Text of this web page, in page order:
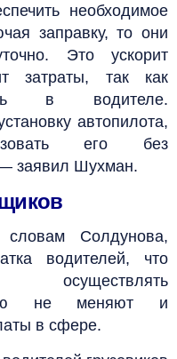
необходимое
заправку, то они
Это ускорит
затраты, так как
в водителе.
автопилота,
его без
заявил Шухман.
Солдунова,
водителей, что
осуществлять
не меняют и
в сфере.